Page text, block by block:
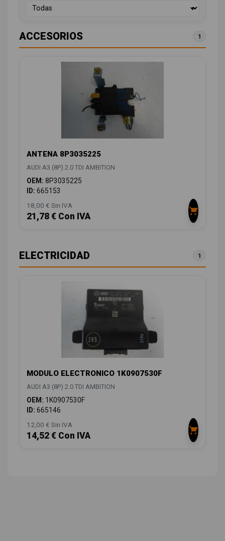
ACCESORIOS 1
ANTENA 8P3035225
AUDI A3 (8P) 2.0 TDI AMBITION
OEM: 8P3035225
ID: 665153
18,00 € Sin IVA
21,78 € Con IVA
ELECTRICIDAD 1
MODULO ELECTRONICO 1K0907530F
AUDI A3 (8P) 2.0 TDI AMBITION
OEM: 1K0907530F
ID: 665146
12,00 € Sin IVA
14,52 € Con IVA